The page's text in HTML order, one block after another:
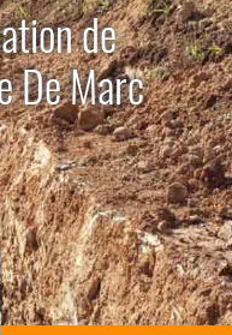
de
De Marc